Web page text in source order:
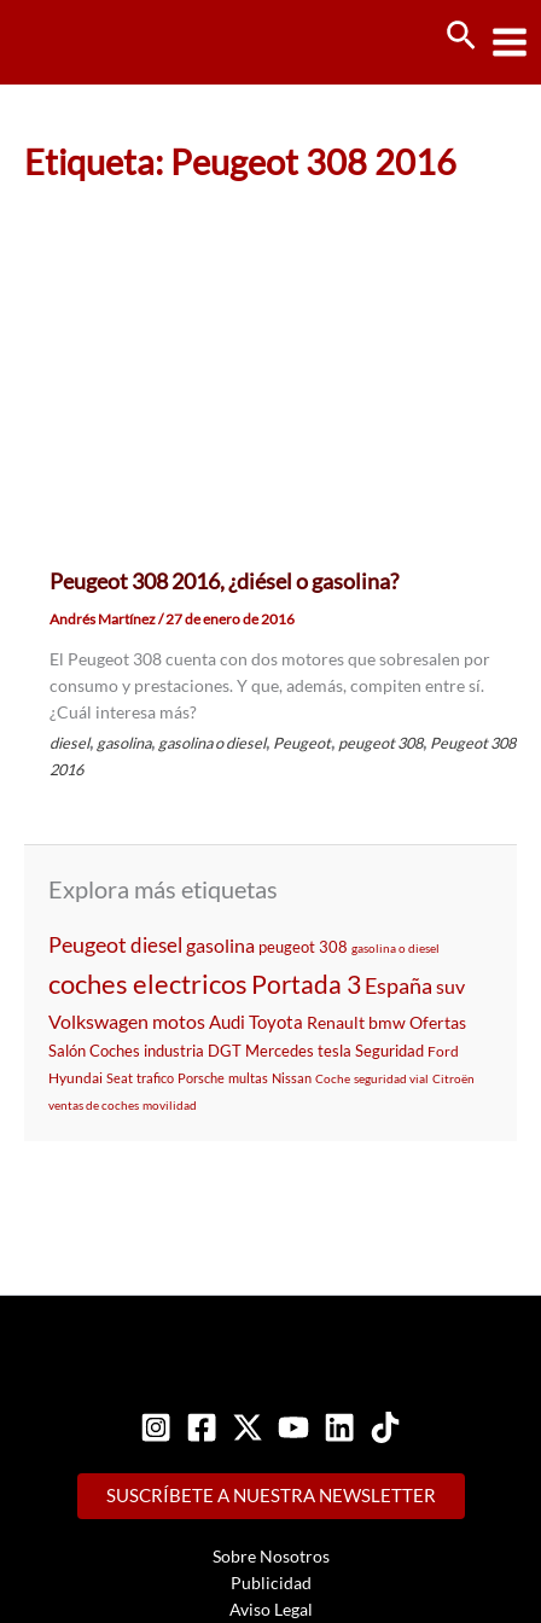
Etiqueta: Peugeot 308 2016
Peugeot 308 2016, ¿diésel o gasolina?
Andrés Martínez/27 de enero de 2016
El Peugeot 308 cuenta con dos motores que sobresalen por
consumo y prestaciones. Y que, además, compiten entre sí.
¿Cuál interesa más?
diesel, gasolina, gasolina o diesel, Peugeot, peugeot 308, Peugeot 308
2016
Explora más etiquetas
Peugeot diesel gasolina peugeot 308 gasolina o diesel
coches electricos Portada 3España suv
Volkswagen motosAudi Toyota Renault bmwOfertas
SalónCoches industria DGT Mercedes tesla Seguridad Ford
Hyundai Seat trafico Porsche multas Nissan Coche seguridad vial Citroën
ventas de coches movilidad
SUSCRÍBETE A NUESTRA NEWSLETTER
Sobre Nosotros
Publicidad
Aviso Legal